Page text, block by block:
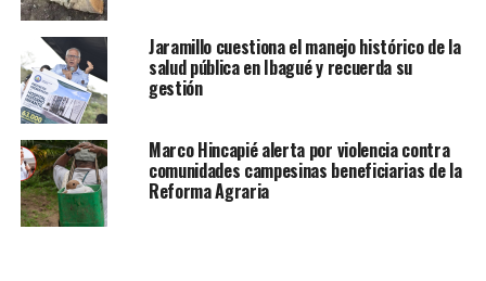
Jaramillo cuestiona el manejo histórico de la
salud pública en Ibagué y recuerda su
gestión
Marco Hincapié alerta por violencia contra
comunidades campesinas beneficiarias de la
Reforma Agraria